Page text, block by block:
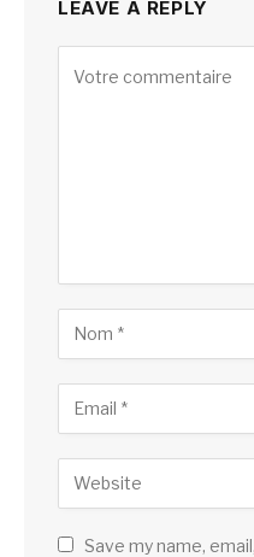
LEAVE A REPLY
Save my name,